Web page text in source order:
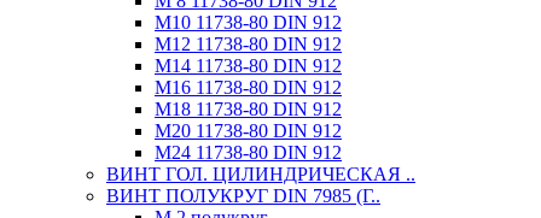
М10 11738-80 DIN 912
М12 11738-80 DIN 912
М14 11738-80 DIN 912
М16 11738-80 DIN 912
М18 11738-80 DIN 912
М20 11738-80 DIN 912
М24 11738-80 DIN 912
ВИНТ ГОЛ. ЦИЛИНДРИЧЕСКАЯ ..
ВИНТ ПОЛУКРУГ DIN 7985 (Г..